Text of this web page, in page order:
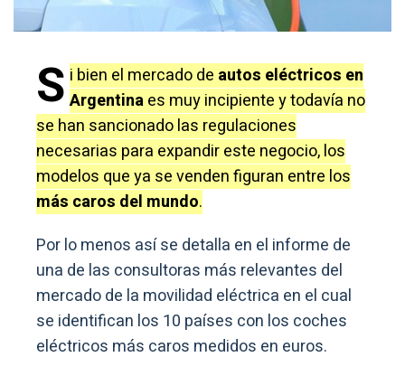
S i bien el mercado de autos eléctricos en
Argentinaes muy incipiente y todavía no
se han sancionado las regulaciones
necesarias para expandir este negocio, los
modelos que ya se venden figuran entre los
más caros del mundo.
Por lo menos así se detalla en el informe de
una de las consultoras más relevantes del
mercado de la movilidad eléctrica en el cual
se identifican los 10 países con los coches
eléctricos más caros medidos en euros.